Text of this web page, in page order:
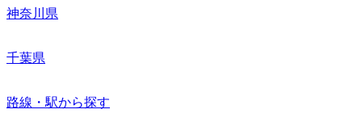
神奈川県
千葉県
路線・駅から探す